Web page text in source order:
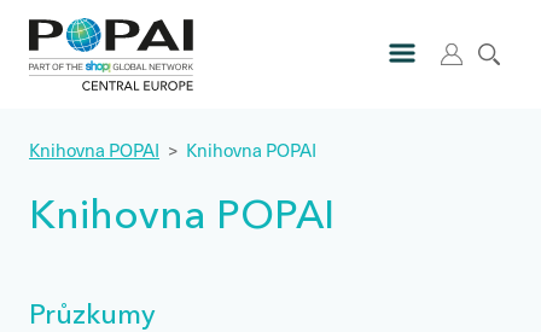
Knihovna POPAI > Knihovna POPAI
Knihovna POPAI
Průzkumy